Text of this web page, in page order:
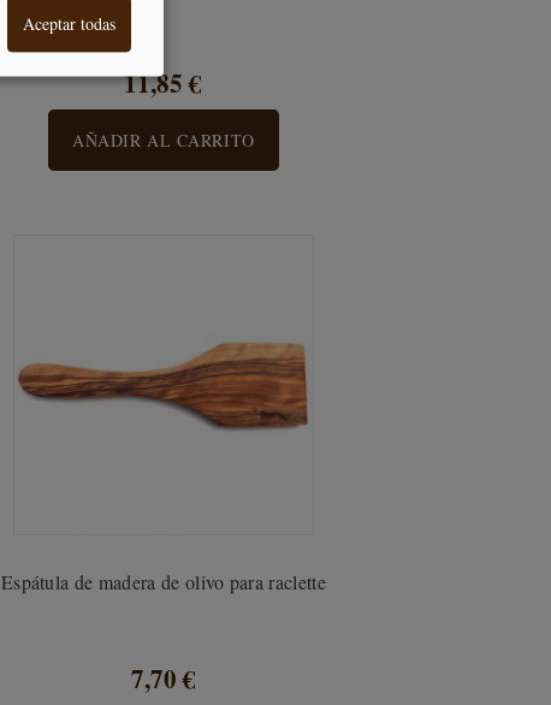
11,85 €
AÑADIR AL CARRITO
Espátula de madera de olivo para raclette
7,70 €
Aceptar todas